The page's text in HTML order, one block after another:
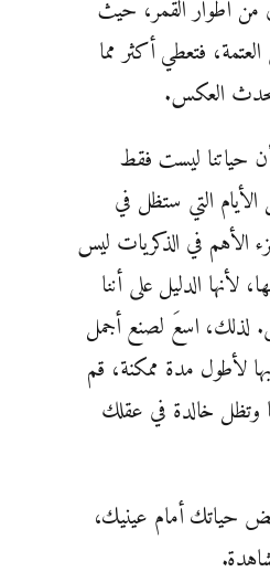
من أطوار القمر، حيث
فتعطي أكثر مما
العكس.
حياتنا ليست فقط
التي ستظل في
الأهم في الذكريات ليس
لأنها الدليل على أننا
لذلك، اسعَ لصنع أجمل
لأطول مدة ممكنة، قم
وتظل خالدة في عقلك
حياتك أمام عينيك،